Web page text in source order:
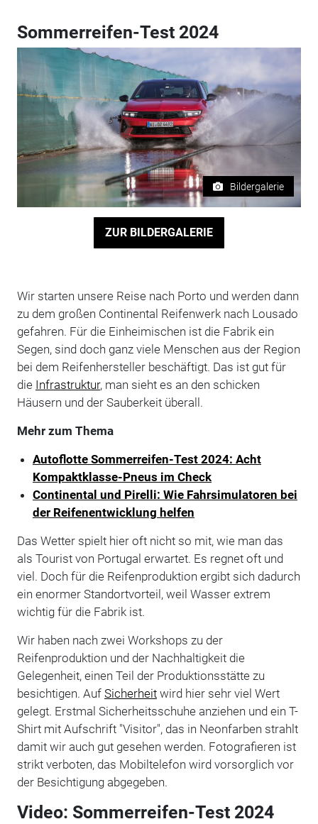
Sommerreifen-Test 2024
Bildergalerie
ZUR BILDERGALERIE
Wir starten unsere Reise nach Porto und werden dann
zu dem großen Continental Reifenwerk nach Lousado
gefahren. Für die Einheimischen ist die Fabrik ein
Segen, sind doch ganz viele Menschen aus der Region
bei dem Reifenhersteller beschäftigt. Das ist gut für
die Infrastruktur, man sieht es an den schicken
Häusern und der Sauberkeit überall.
Mehr zum Thema
Autoflotte Sommerreifen-Test 2024: Acht
Kompaktklasse-Pneus im Check
Continental und Pirelli: Wie Fahrsimulatoren bei
der Reifen­entwicklung helfen
Das Wetter spielt hier oft nicht so mit, wie man das
als Tourist von Portugal erwartet. Es regnet oft und
viel. Doch für die Reifenproduktion ergibt sich dadurch
ein enormer Standortvorteil, weil Wasser extrem
wichtig für die Fabrik ist.
Wir haben nach zwei Workshops zu der
Reifenproduktion und der Nachhaltigkeit die
Gelegenheit, einen Teil der Produktionsstätte zu
besichtigen. Auf Sicherheitwird hier sehr viel Wert
gelegt. Erstmal Sicherheitsschuhe anziehen und ein T-
Shirt mit Aufschrift "Visitor", das in Neonfarben strahlt
damit wir auch gut gesehen werden. Fotografieren ist
strikt verboten, das Mobiltelefon wird vorsorglich vor
der Besichtigung abgegeben.
Video: Sommerreifen-Test 2024